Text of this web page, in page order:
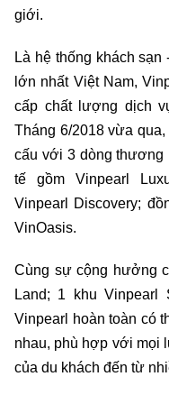
giới.
Là hệ thống khách
lớn nhất Việt Nam,
cấp chất lượng dịch
Tháng 6/2018 vừa
cấu với 3 dòng thương
tế gồm Vinpearl
Vinpearl Discovery;
VinOasis.
Cùng sự cộng hưởng
Land; 1 khu
Vinpearl hoàn toàn có
nhau, phù hợp với mọi
của du khách đến từ